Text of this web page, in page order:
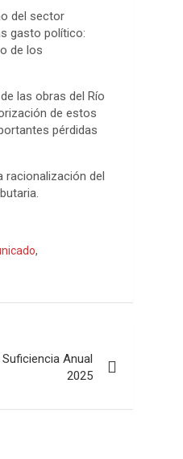
del sector
gasto político:
de los
las obras del Río
de estos
pérdidas
racionalización del
,
Anual
2025